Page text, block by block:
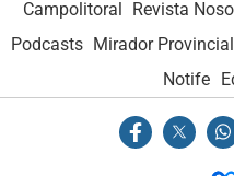
Campolitoral Revista
Podcasts Mirador Provincial
Notife